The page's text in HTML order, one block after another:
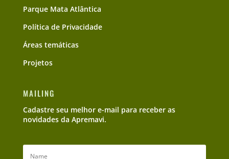
Parque Mata Atlântica
Política de Privacidade
Áreas temáticas
Projetos
MAILING
Cadastre seu melhor e-mail para receber as
novidades da Apremavi.